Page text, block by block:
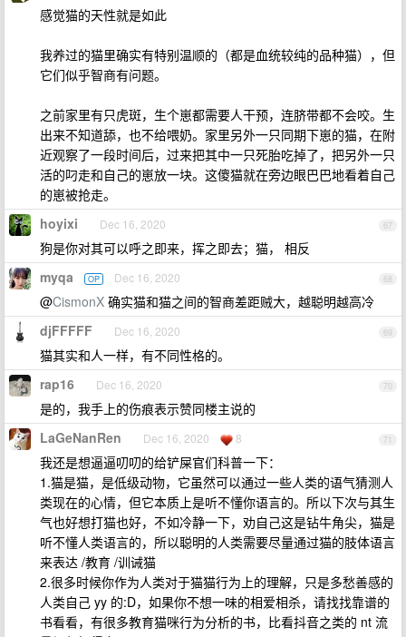
感觉猫的天性就是如此
我养过的猫里确实有特别温顺的（都是血统较纯的品种猫），但
它们似乎智商有问题。
之前家里有只虎斑，生个崽都需要人干预，连脐带都不会咬。生
出来不知道舔，也不给喂奶。家里另外一只同期下崽的猫，在附
近观察了一段时间后，过来把其中一只死胎吃掉了，把另外一只
活的叼走和自己的崽放一块。这傻猫就在旁边眼巴巴地看着自己
的崽被抢走。
67
hoyixi Dec 16, 2020
狗是你对其可以呼之即来，挥之即去；猫， 相反
68
myqa OP Dec 16, 2020
@CismonX 确实猫和猫之间的智商差距贼大，越聪明越高冷
69
djFFFFF Dec 16, 2020
猫其实和人一样，有不同性格的。
70
rap16 Dec 16, 2020
是的，我手上的伤痕表示赞同楼主说的
71
LaGeNanRen Dec 16, 2020 8
我还是想逼逼叨叨的给铲屎官们科普一下：
1.猫是猫，是低级动物，它虽然可以通过一些人类的语气猜测人
类现在的心情，但它本质上是听不懂你语言的。所以下次与其生
气也好想打猫也好，不如冷静一下，劝自己这是钻牛角尖，猫是
听不懂人类语言的，所以聪明的人类需要尽量通过猫的肢体语言
来表达 /教育 /训诫猫
2.很多时候你作为人类对于猫猫行为上的理解，只是多愁善感的
人类自己 yy 的:D，如果你不想一味的相爱相杀，请找找靠谱的
书看看，有很多教育猫咪行为分析的书，比看抖音之类的 nt 流